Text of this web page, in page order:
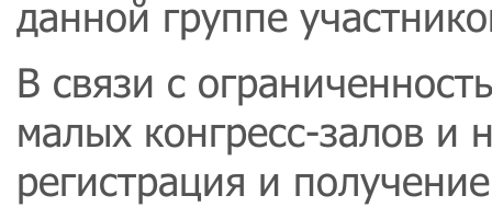
данной группе
В связи с
малых конгресс-залов и
регистрация и